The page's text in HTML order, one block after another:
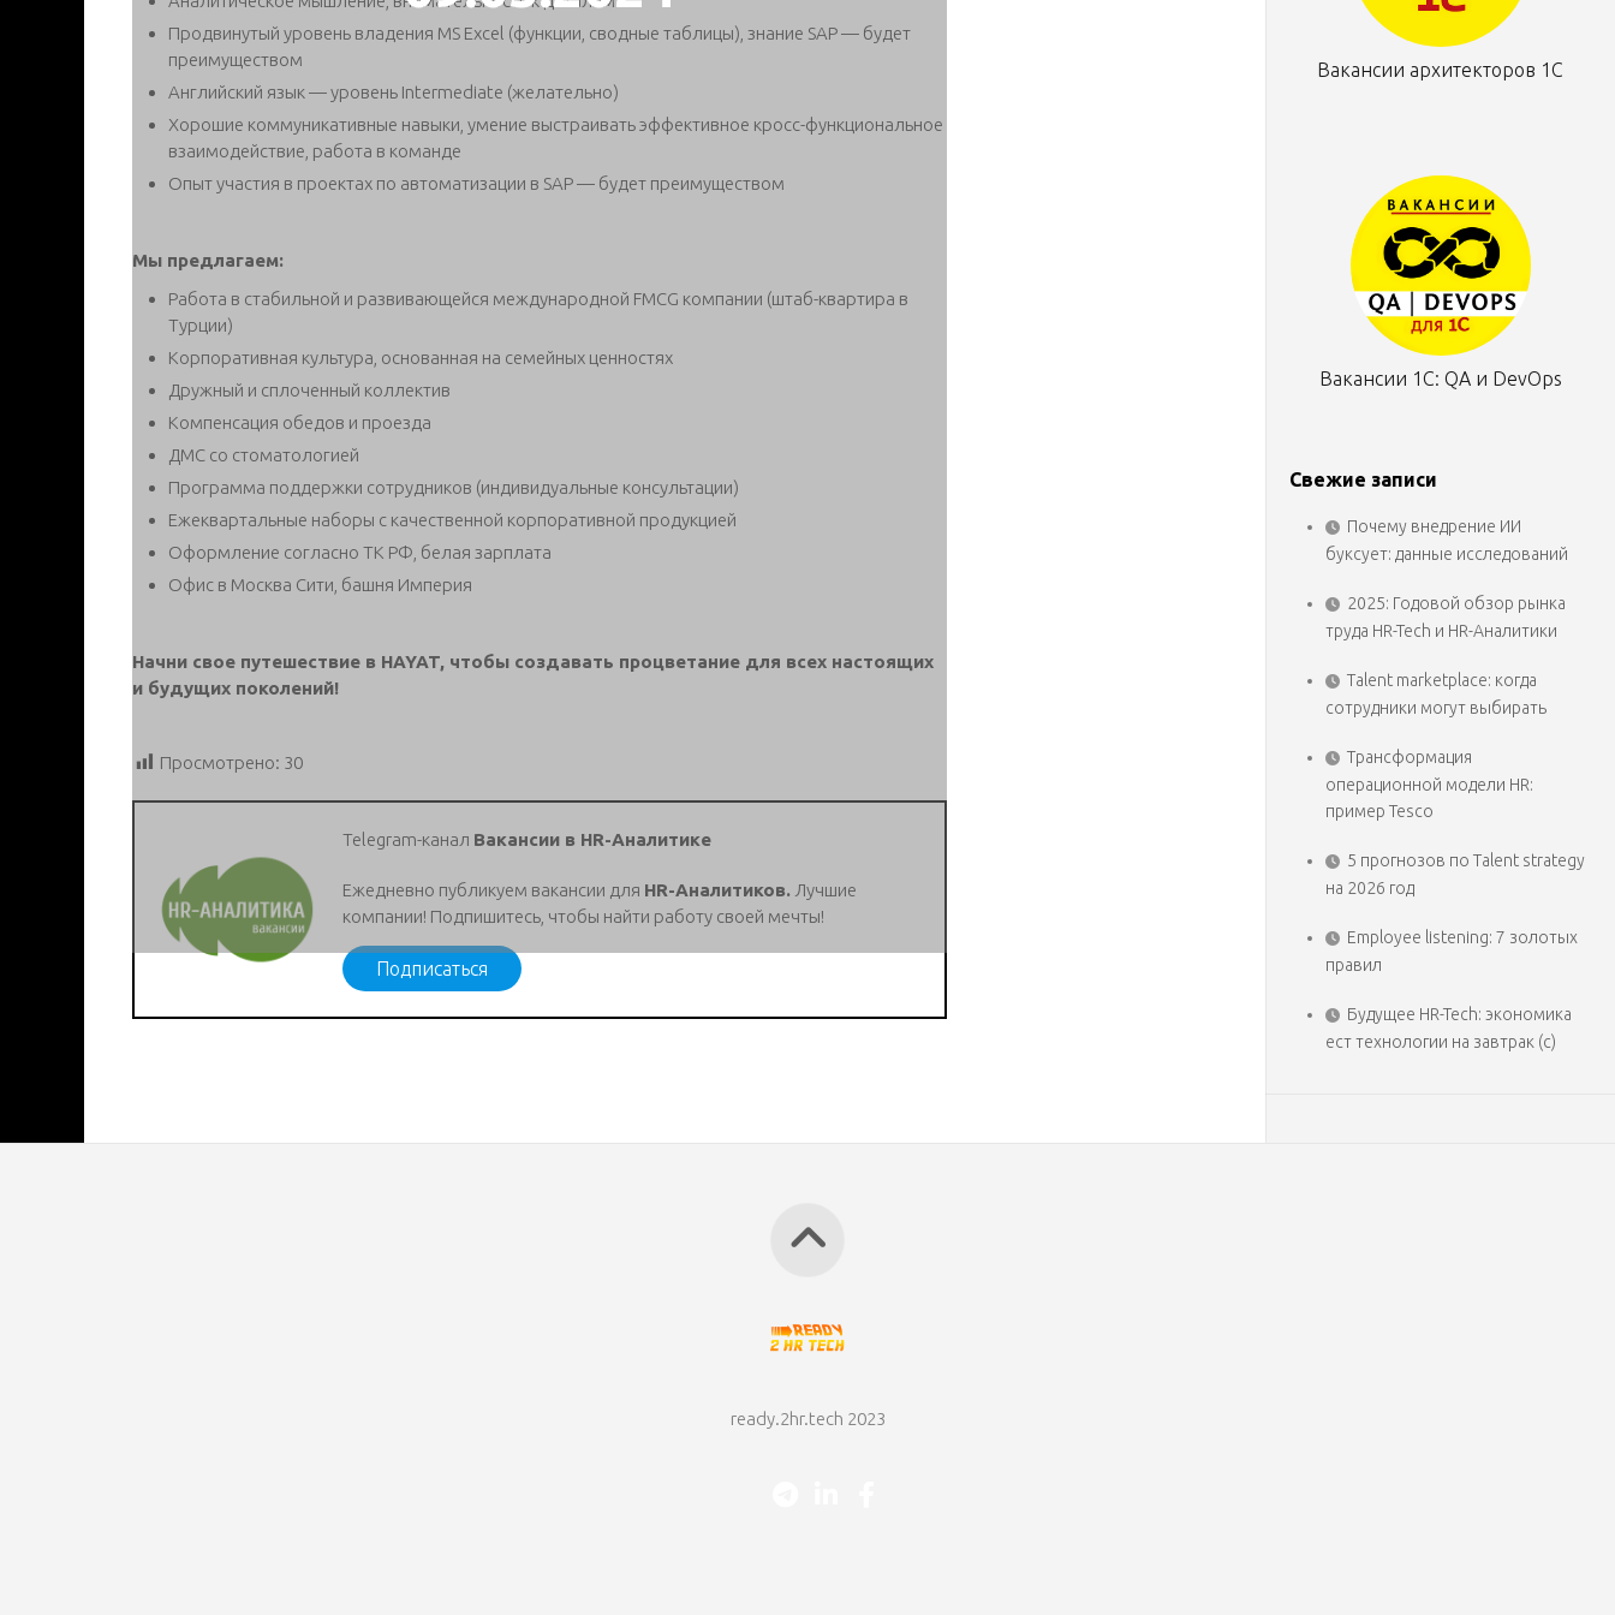
Продвинутый уровень владения MS Excel (функции, сводные таблицы), знание SAP — будет
преимуществом
Английский язык — уровень Intermediate (желательно)
Хорошие коммуникативные навыки, умение выстраивать эффективное кросс-функциональное
взаимодействие, работа в команде
Опыт участия в проектах по автоматизации в SAP — будет преимуществом
Мы предлагаем:
Работа в стабильной и развивающейся международной FMCG компании (штаб-квартира в
Турции)
Корпоративная культура, основанная на семейных ценностях
Дружный и сплоченный коллектив
Компенсация обедов и проезда
ДМС со стоматологией
Программа поддержки сотрудников (индивидуальные консультации)
Ежеквартальные наборы с качественной корпоративной продукцией
Оформление согласно ТК РФ, белая зарплата
Офис в Москва Сити, башня Империя
Начни свое путешествие в HAYAT, чтобы создавать процветание для всех настоящих
и будущих поколений!
Просмотрено: 30
Telegram-канал Вакансии в HR-Аналитике
Ежедневно публикуем вакансии для HR-Аналитиков. Лучшие
компании! Подпишитесь, чтобы найти работу своей мечты!
Подписаться
Вакансии архитекторов 1С
Вакансии 1С: QA и DevOps
Свежие записи
Почему внедрение ИИ
буксует: данные исследований
2025: Годовой обзор рынка
труда HR-Tech и HR-Аналитики
Talent marketplace: когда
сотрудники могут выбирать
Трансформация
операционной модели HR:
пример Tesco
5 прогнозов по Talent strategy
на 2026 год
Employee listening: 7 золотых
правил
Будущее HR-Tech: экономика
ест технологии на завтрак (с)
ready.2hr.tech 2023